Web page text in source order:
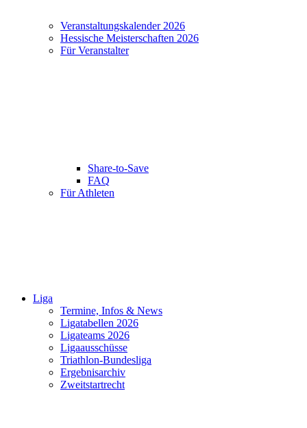
Veranstaltungskalender 2026
Hessische Meisterschaften 2026
Für Veranstalter
Share-to-Save
FAQ
Für Athleten
Liga
Termine, Infos & News
Ligatabellen 2026
Ligateams 2026
Ligaausschüsse
Triathlon-Bundesliga
Ergebnisarchiv
Zweitstartrecht